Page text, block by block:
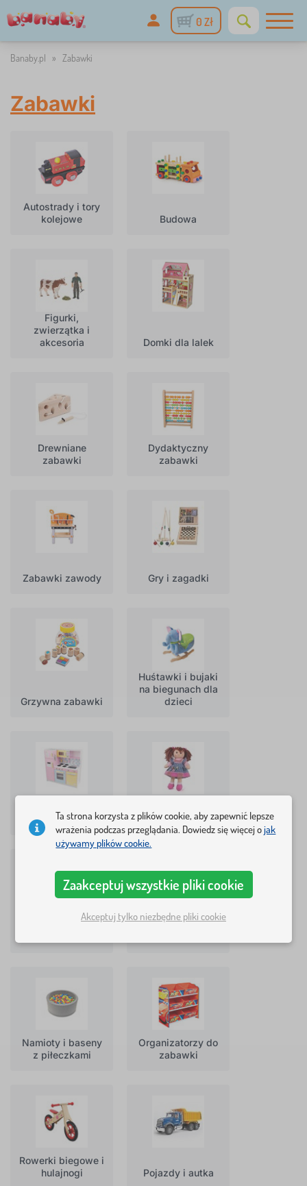
0 Zł
Banaby.pl » Zabawki
Zabawki
Autostrady i tory
kolejowe
Budowa
Figurki,
zwierzątka i
akcesoria
Domki dla lalek
Drewniane
zabawki
Dydaktyczny
zabawki
Zabawki zawody Gry i zagadki
Grzywna zabawki
Huśtawki i bujaki
na biegunach dla
dzieci
Kuchenki Lalki i niemowlęta
Montessori
Zabawki
Namioty i baseny
z piłeczkami
Organizatorzy do
zabawki
Rowerki biegowe i
hulajnogi
Pojazdy i autka
Ta strona korzysta z plików cookie, aby zapewnić lepsze
wrażenia podczas przeglądania. Dowiedz się więcej ojak
używamy plików cookie.
Zaakceptuj wszystkie pliki cookie
Akceptuj tylko niezbędne pliki cookie